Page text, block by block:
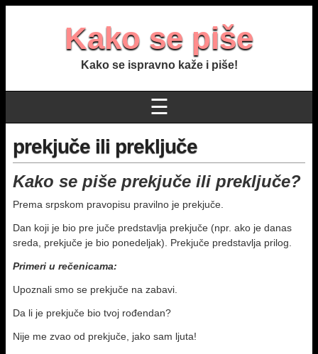
Kako se piše
Kako se ispravno kaže i piše!
☰
prekjuče ili preključe
Kako se piše prekjuče ili preključe?
Prema srpskom pravopisu pravilno je prekjuče.
Dan koji je bio pre juče predstavlja prekjuče (npr. ako je danas
sreda, prekjuče je bio ponedeljak). Prekjuče predstavlja prilog.
Primeri u rečenicama:
Upoznali smo se prekjuče na zabavi.
Da li je prekjuče bio tvoj rođendan?
Nije me zvao od prekjuče, jako sam ljuta!